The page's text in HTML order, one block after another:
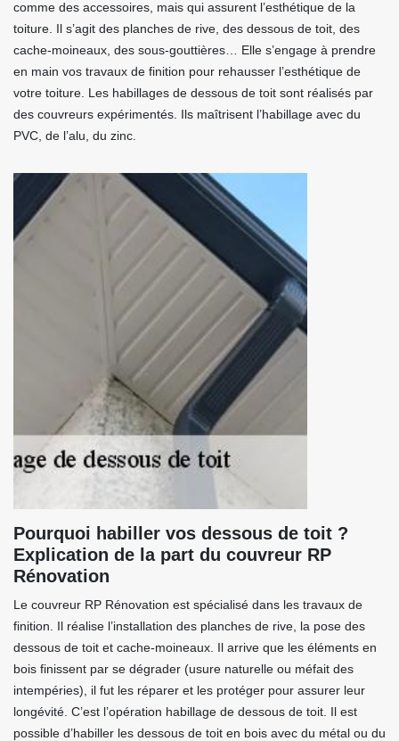
comme des accessoires, mais qui assurent l’esthétique de la
toiture. Il s’agit des planches de rive, des dessous de toit, des
cache-moineaux, des sous-gouttières… Elle s’engage à prendre
en main vos travaux de finition pour rehausser l’esthétique de
votre toiture. Les habillages de dessous de toit sont réalisés par
des couvreurs expérimentés. Ils maîtrisent l’habillage avec du
PVC, de l’alu, du zinc.
Pourquoi habiller vos dessous de toit ?
Explication de la part du couvreur RP
Rénovation
Le couvreur RP Rénovation est spécialisé dans les travaux de
finition. Il réalise l’installation des planches de rive, la pose des
dessous de toit et cache-moineaux. Il arrive que les éléments en
bois finissent par se dégrader (usure naturelle ou méfait des
intempéries), il fut les réparer et les protéger pour assurer leur
longévité. C’est l’opération habillage de dessous de toit. Il est
possible d’habiller les dessous de toit en bois avec du métal ou du